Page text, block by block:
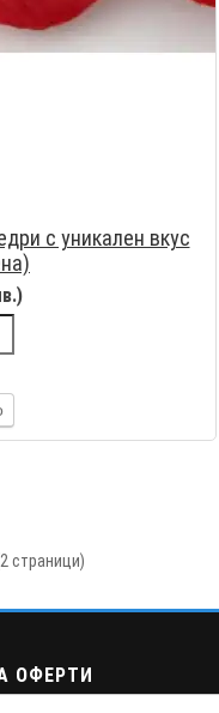
с уникален вкус
страници)
ОФЕРТИ